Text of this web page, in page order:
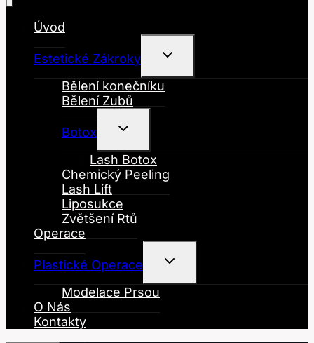
Úvod
Estetické Zákroky
Toggle
Menu
Bělení konečníku
Bělení Zubů
Botox
Toggle
Menu
Lash Botox
Chemický Peeling
Lash Lift
Liposukce
Zvětšení Rtů
Operace
Plastické Operace
Toggle
Menu
Modelace Prsou
O Nás
Kontakty